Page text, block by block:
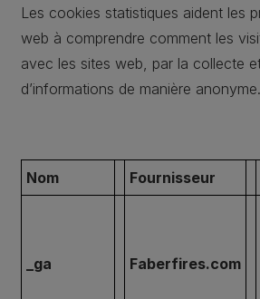
Les cookies statistiques aident les
web à comprendre comment les
avec les sites web, par la collecte
d’informations de manière anonyme.
Nom Fournisseur
_ga Faberfires.com